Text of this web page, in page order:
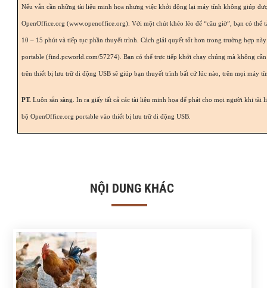
Nếu vẫn cần những tài liệu minh họa nhưng việc khởi động lại máy tính không giúp
OpenOffice.org (www.openoffice.org). Với một chút khéo léo để “câu giờ”, bạn có thể
10 – 15 phút và tiếp tục phần thuyết trình. Cách giải quyết tốt hơn trong trường hợp
portable (find.pcworld.com/57274). Bạn có thể trực tiếp khởi chạy chúng mà không
trên thiết bị lưu trữ di động USB sẽ giúp bạn thuyết trình bất cứ lúc nào, trên mọi máy
PT.Luôn sẵn sàng. In ra giấy tất cả các tài liệu minh họa để phát cho mọi người khi tài
bộ OpenOffice.org portable vào thiết bị lưu trữ di động USB.
NỘI DUNG KHÁC